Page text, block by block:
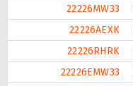
22226MW33
22226AEXK
22226RHRK
22226EMW33